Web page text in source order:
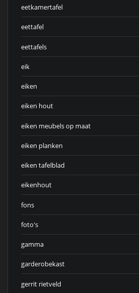
eetkamertafel
eettafel
eettafels
eik
eiken
eiken hout
eiken meubels op maat
eiken planken
eiken tafelblad
eikenhout
fons
foto's
gamma
garderobekast
gerrit rietveld